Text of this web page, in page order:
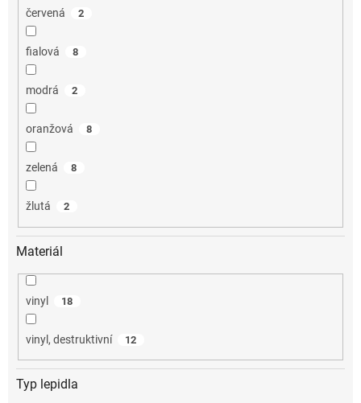
červená 2
fialová 8
modrá 2
oranžová 8
zelená 8
žlutá 2
Materiál
vinyl 18
vinyl, destruktivní 12
Typ lepidla